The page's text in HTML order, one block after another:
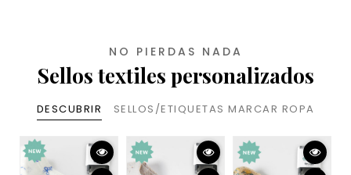
NO PIERDAS NADA
Sellos textiles personalizados
DESCUBRIR SELLOS/ETIQUETAS MARCAR ROPA